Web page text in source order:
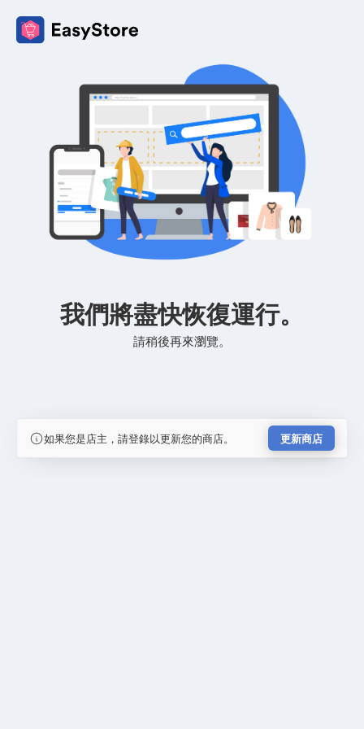
我們將盡快恢復運行。
請稍後再來瀏覽。
如果您是店主，請登錄以更新您的商店。 更新商店